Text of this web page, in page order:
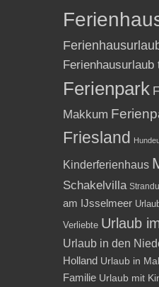
Ferienhausurlaub
Ferienpark
Makkum
Friesland
Kinderferienhaus
Schakelvilla
am IJsselmeer
Verliebte Urlaub
Urlaub in den
Holland Urlaub in
Familie Urlaub mit